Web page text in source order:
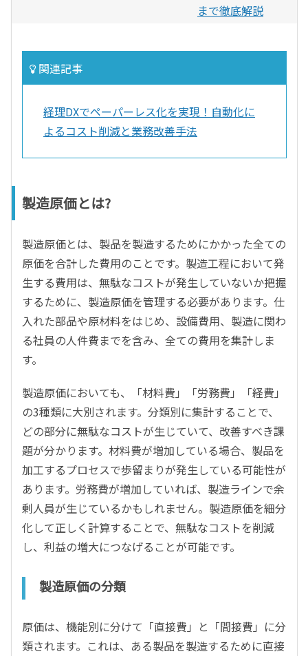
まで徹底解説
関連記事
経理DXでペーパーレス化を実現！自動化に
よるコスト削減と業務改善手法
製造原価とは?
製造原価とは、製品を製造するためにかかった全ての
原価を合計した費用のことです。製造工程において発
生する費用は、無駄なコストが発生していないか把握
するために、製造原価を管理する必要があります。仕
入れた部品や原材料をはじめ、設備費用、製造に関わ
る社員の人件費までを含み、全ての費用を集計しま
す。
製造原価においても、「材料費」「労務費」「経費」
の3種類に大別されます。分類別に集計することで、
どの部分に無駄なコストが生じていて、改善すべき課
題が分かります。材料費が増加している場合、製品を
加工するプロセスで歩留まりが発生している可能性が
あります。労務費が増加していれば、製造ラインで余
剰人員が生じているかもしれません。製造原価を細分
化して正しく計算することで、無駄なコストを削減
し、利益の増大につなげることが可能です。
製造原価の分類
原価は、機能別に分けて「直接費」と「間接費」に分
類されます。これは、ある製品を製造するために直接